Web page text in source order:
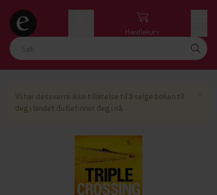
Handlekurv
Vi har dessverre ikke tillatelse til å selge boken til
deg i landet du befinner deg i nå.